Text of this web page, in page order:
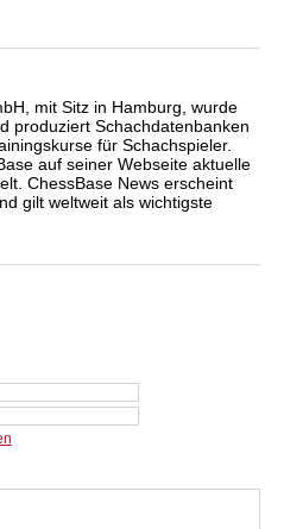
mit Sitz in Hamburg, wurde
produziert Schachdatenbanken
für Schachspieler.
auf seiner Webseite aktuelle
ChessBase News erscheint
gilt weltweit als wichtigste